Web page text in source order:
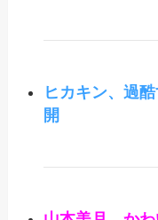
ヒカキン、過
開